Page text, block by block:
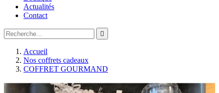
Actualités
Contact

Accueil
Nos coffrets cadeaux
COFFRET GOURMAND